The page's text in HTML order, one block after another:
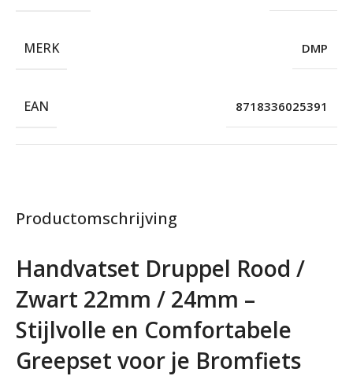
Productomschrijving
Handvatset Druppel Rood /
Zwart 22mm / 24mm –
Stijlvolle en Comfortabele
Greepset voor je Bromfiets
MERK DMP
EAN 8718336025391